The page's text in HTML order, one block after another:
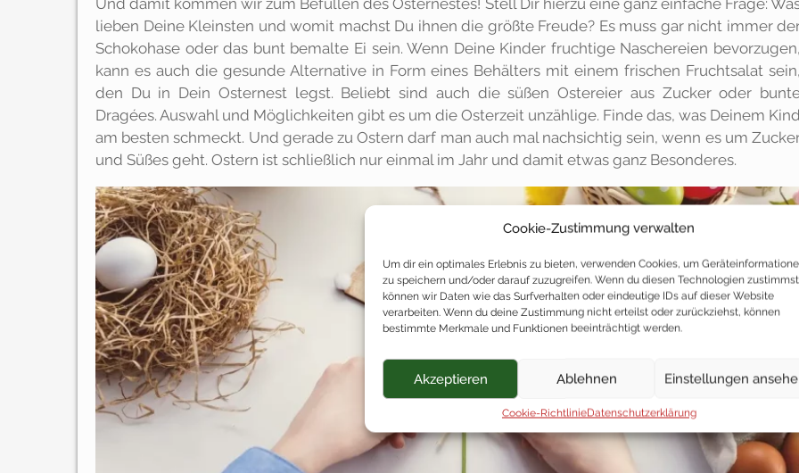
Cookie-Zustimmung verwalten
Um dir ein optimales Erlebnis zu bieten, verwenden Cookies, um
zu speichern und/oder darauf zuzugreifen. Wenn du diesen Technologien
können wir Daten wie das Surfverhalten oder eindeutige IDs auf dieser Website
verarbeiten. Wenn du deine Zustimmung nicht erteilst oder zurückziehst, können
bestimmte Merkmale und Funktionen beeinträchtigt werden.
Akzeptieren Ablehnen Einstellungen
Cookie-RichtlinieDatenschutzerklärung
Und damit kommen wir zum Befüllen des Osternestes! Stell Dir hierzu eine ganz einfache Frage:
lieben Deine Kleinsten und womit machst Du ihnen die größte Freude? Es muss gar nicht immer
Schokohase oder das bunt bemalte Ei sein. Wenn Deine Kinder fruchtige Naschereien bevorzugen,
kann es auch die gesunde Alternative in Form eines Behälters mit einem frischen Fruchtsalat sein,
den Du in Dein Osternest legst. Beliebt sind auch die süßen Ostereier aus Zucker oder
Dragées. Auswahl und Möglichkeiten gibt es um die Osterzeit unzählige. Finde das, was Deinem Kind
am besten schmeckt. Und gerade zu Ostern darf man auch mal nachsichtig sein, wenn es um
und Süßes geht. Ostern ist schließlich nur einmal im Jahr und damit etwas ganz Besonderes.